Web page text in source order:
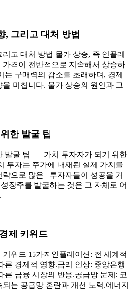
, 그리고 대처 방법
고 대처 방법 물가 상승, 즉 인플레
가격이 전반적으로 지속해서 상승하
는 구매력의 감소를 초래하며, 경제
미칩니다. 물가 상승의 원인과 그
한 발굴 팁
발굴 팁 가치 투자자가 되기 위한
투자는 주가에 내재된 실제 가치를
략으로 많은 투자자들이 성공을 거
장주를 발굴하는 것은 그 자체로 어
제 키워드
키워드 15가지인플레이션: 전 세계적
른 경제적 영향.금리 인상: 중앙은행
른 금융 시장의 반응.공급망 문제: 코
는 공급망 혼란과 개선 노력.에너지